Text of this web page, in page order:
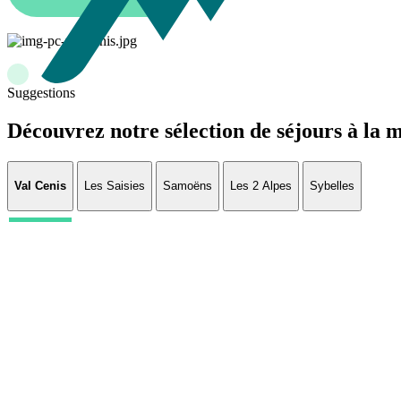
Suggestions
Découvrez notre sélection de séjours à la
Val Cenis Les Saisies Samoëns Les 2 Alpes Sybelles